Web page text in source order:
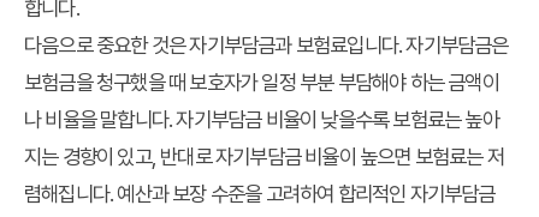
합니다.
다음으로 중요한 것은자기부담금과보험료입니다. 자기부담금은
보험금을 청구했을 때 보호자가 일정 부분 부담해야 하는 금액이
나 비율을 말합니다. 자기부담금 비율이 낮을수록 보험료는 높아
지는 경향이 있고, 반대로 자기부담금 비율이 높으면 보험료는 저
렴해집니다. 예산과 보장 수준을 고려하여 합리적인 자기부담금